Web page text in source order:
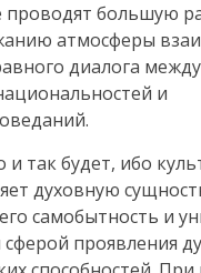
проводят большую
атмосферы
диалога
и
и так будет, ибо
духовную
самобытность и
сферой проявления